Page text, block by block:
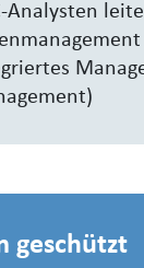
Analysten
geschützt